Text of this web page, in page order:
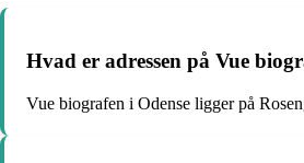
Hvad er adressen på Vue
Vue biografen i Odense ligger på